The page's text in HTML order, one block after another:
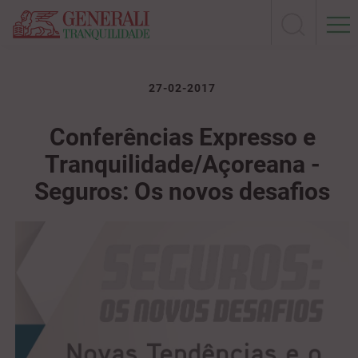
27-02-2017
Conferências Expresso e
Tranquilidade/Açoreana -
Seguros: Os novos desafios